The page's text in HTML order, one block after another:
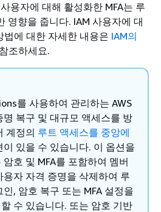
용자에 대해 활성화한 MFA는 루
영향을 줍니다. IAM 사용자에 대
법에 대한 자세한 내용은 IAM의
조하세요.
를 사용하여 관리하는 AWS
명 복구 및 대규모 액세스를 방
계정의 루트 액세스를 중앙에
이 있을 수 있습니다. 이 옵션을
호 및 MFA를 포함하여 멤버
용자 자격 증명을 삭제하여 루
, 암호 복구 또는 MFA 설정을
수 있습니다. 또는 암호 기반